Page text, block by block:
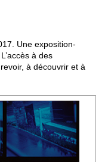
Une exposition-
à des
à découvrir et à